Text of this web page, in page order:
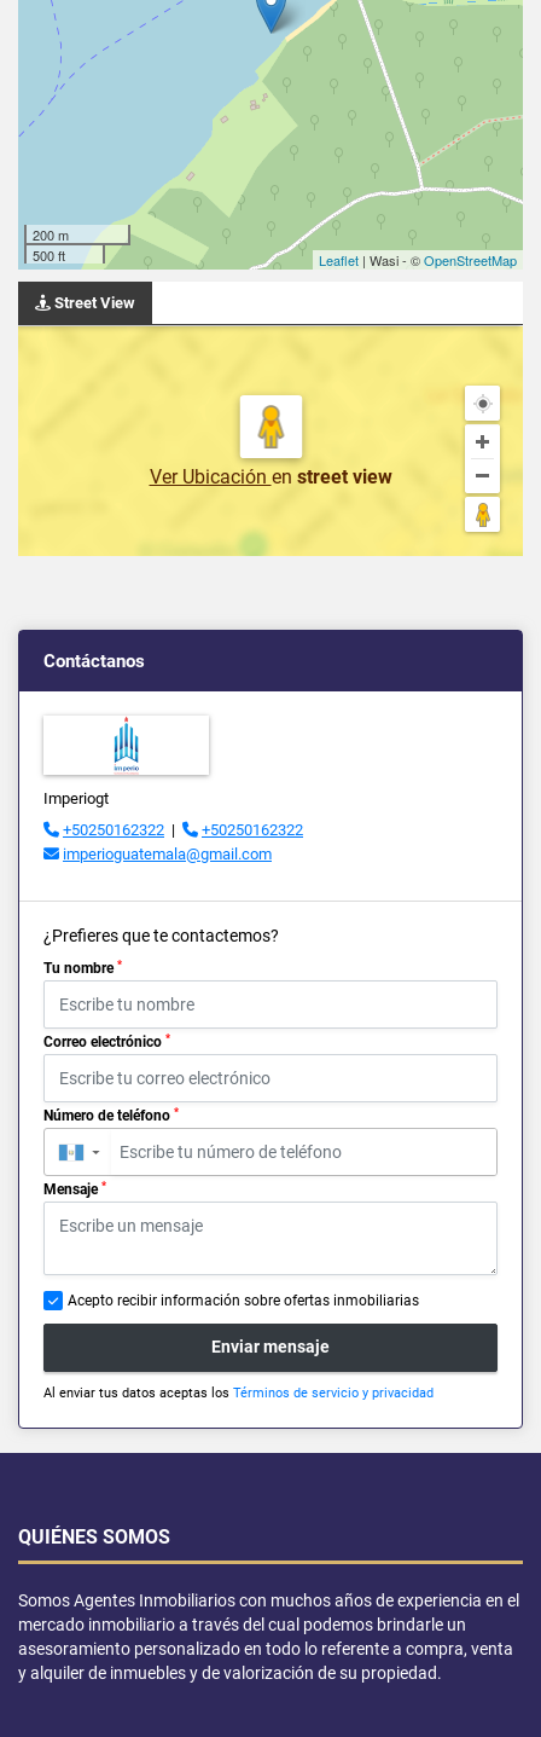
200 m
500 ft
Leaflet | Wasi - ©OpenStreetMap
Street View
Ver Ubicación en street view
Contáctanos
Imperiogt
+50250162322 |
+50250162322
imperioguatemala@gmail.com
¿Prefieres que te contactemos?
Tu nombre *
Correo electrónico *
Número de teléfono *
▼
Mensaje *
Acepto recibir información sobre ofertas inmobiliarias
Enviar mensaje
Al enviar tus datos aceptas los Términos de servicio y privacidad
QUIÉNES SOMOS
Somos Agentes Inmobiliarios con muchos años de experiencia en el
mercado inmobiliario a través del cual podemos brindarle un
asesoramiento personalizado en todo lo referente a compra, venta
y alquiler de inmuebles y de valorización de su propiedad.